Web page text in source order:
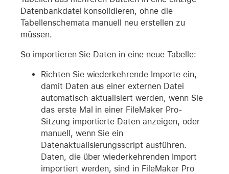
Datenbankdatei konsolidieren, ohne die
Tabellenschemata manuell neu erstellen zu
müssen.
So importieren Sie Daten in eine neue Tabelle:
Richten Sie wiederkehrende Importe ein,
damit Daten aus einer externen Datei
automatisch aktualisiert werden, wenn Sie
das erste Mal in einer FileMaker Pro-
Sitzung importierte Daten anzeigen, oder
manuell, wenn Sie ein
Datenaktualisierungsscript ausführen.
Daten, die über wiederkehrenden Import
importiert werden, sind in FileMaker Pro